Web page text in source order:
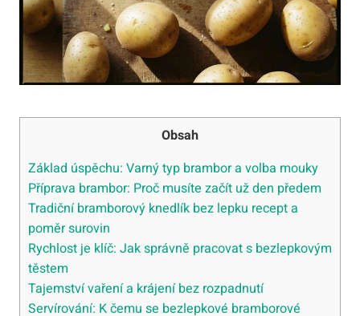
Obsah
Základ úspěchu: Varný typ brambor a volba mouky
Příprava brambor: Proč musíte začít už den předem
Tradiční bramborový knedlík bez lepku recept a
poměr surovin
Rychlost je klíč: Jak správně pracovat s bezlepkovým
těstem
Tajemství vaření a krájení bez rozpadnutí
Servírování: K čemu se bezlepkové bramborové